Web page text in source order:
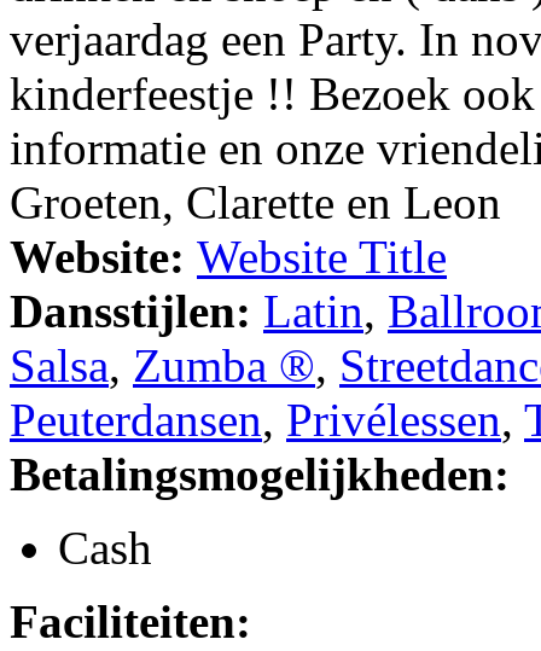
verjaardag een Party. In
kinderfeestje !! Bezoek
informatie en onze
Groeten, Clarette en Leon
Website: Website Title
Dansstijlen: Latin,
Salsa, Zumba ®,
Peuterdansen, Privélessen,
Betalingsmogelijkheden:
Cash
Faciliteiten: